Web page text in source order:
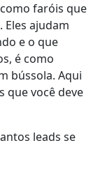
faróis que
Eles ajudam
e o que
é como
bússola. Aqui
que você deve
leads se